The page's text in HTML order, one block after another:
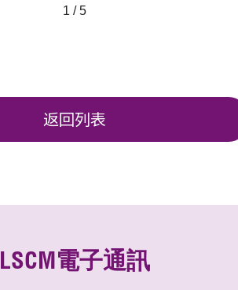
1 / 5
返回列表
LSCM電子通訊